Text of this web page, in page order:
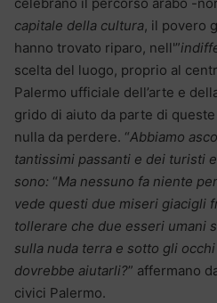
capitale della cultura, il povero
hanno trovato riparo, nell'”
scelta del luogo, proprio al
Palermo ufficiale dell’arte e
grido di aiuto da parte di
nulla da perdere. “Abbiamo
tantissimi passanti e dei turisti
sono: “Ma nessuno fa niente
vede questi due miseri giacigli
tollerare che due esseri umani
sulla nuda terra e sotto gli
dovrebbe aiutarli?” affermano
civici Palermo.